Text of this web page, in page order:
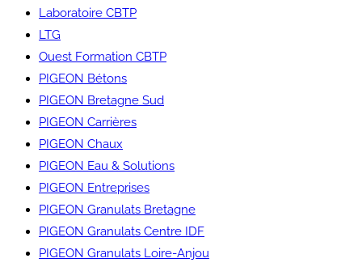
Laboratoire CBTP
LTG
Ouest Formation CBTP
PIGEON Bétons
PIGEON Bretagne Sud
PIGEON Carrières
PIGEON Chaux
PIGEON Eau & Solutions
PIGEON Entreprises
PIGEON Granulats Bretagne
PIGEON Granulats Centre IDF
PIGEON Granulats Loire-Anjou